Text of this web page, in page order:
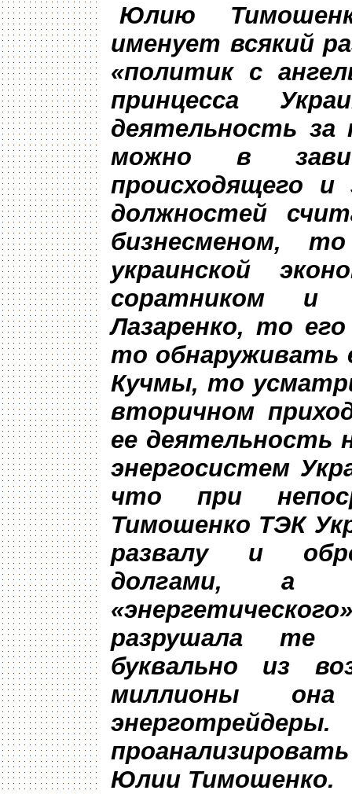
Юлию
именует всякий
«политик с
принцесса
деятельность за
можно в
происходящего и
должностей
бизнесменом,
украинской
соратником и
Лазаренко, то
то обнаруживать
Кучмы, то
вторичном
ее деятельность
энергосистем
что при
Тимошенко ТЭК
развалу и
долгами, а
разрушала те
буквально из
миллионы
Юлии Тимошенко.